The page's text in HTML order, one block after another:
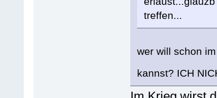
treffen...
wer will schon
kannst? ICH